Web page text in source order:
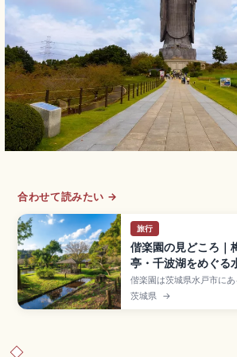
合わせて読みたい →
旅行
偕楽園の見どころ｜
亭・千波湖をめぐる
偕楽園は茨城県水戸市に
で、1842年に徳川斉昭が
場として開園した庭園。2
茨城県 →